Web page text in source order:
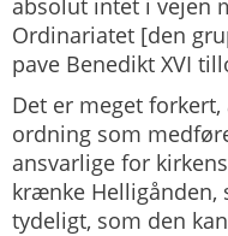
absolut intet i vejen
Ordinariatet [den
pave Benedikt XVI
Det er meget
ordning som
ansvarlige for
krænke Helligånden,
tydeligt, som den